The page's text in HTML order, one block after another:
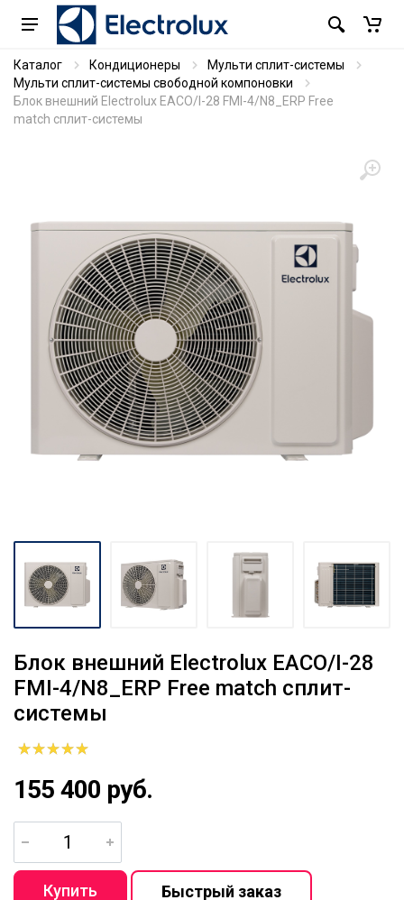
Каталог Кондиционеры
Мульти сплит-системы
Мульти сплит-системы свободной компоновки
Блок внешний Electrolux EACO/I-28 FMI-4/N8_ERP Free
match сплит-системы
Блок внешний Electrolux EACO/I-28
FMI-4/N8_ERP Free match сплит-
системы
155 400 руб.